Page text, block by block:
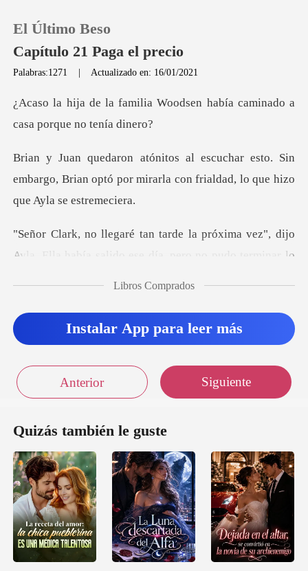
0
Historia
El Último Beso
Capítulo 21 Paga el precio
Palabras:1271 | Actualizado en: 16/01/2021
a Woodsen había caminado a
to. Sin
embargo, Brian optó por mirarla con f
xima vez", dijo
Ayla. Ella había salido e
Libros Comprados
Instalar App para leer más
Anterior Siguiente
Quizás también le guste